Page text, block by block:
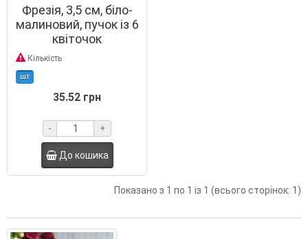
Фрезія, 3,5 см, біло-
малиновий, пучок із 6
квіточок
Кількість
шт
35.52 грн
- +
До кошика
Показано з 1 по 1 із 1 (всього сторінок: 1)